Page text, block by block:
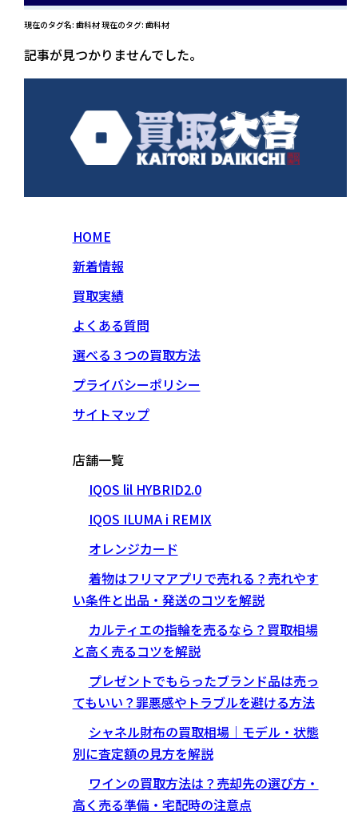
現在のタグ名: 歯科材 現在のタグ: 歯科材
記事が見つかりませんでした。
HOME
新着情報
買取実績
よくある質問
選べる３つの買取方法
プライバシーポリシー
サイトマップ
店舗一覧
IQOS lil HYBRID2.0
IQOS ILUMA i REMIX
オレンジカード
着物はフリマアプリで売れる？売れやす
い条件と出品・発送のコツを解説
カルティエの指輪を売るなら？買取相場
と高く売るコツを解説
プレゼントでもらったブランド品は売っ
てもいい？罪悪感やトラブルを避ける方法
シャネル財布の買取相場｜モデル・状態
別に査定額の見方を解説
ワインの買取方法は？売却先の選び方・
高く売る準備・宅配時の注意点